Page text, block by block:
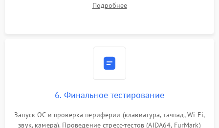
шлейфов, модулей памяти и накопителей. Предварительная
Подробнее
6. Финальное тестирование
Запуск ОС и проверка периферии (клавиатура, тачпад, Wi-Fi,
звук, камера). Проведение стресс-тестов (AIDA64, FurMark)